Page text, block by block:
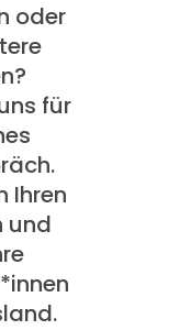
oder
für
Ihren
und